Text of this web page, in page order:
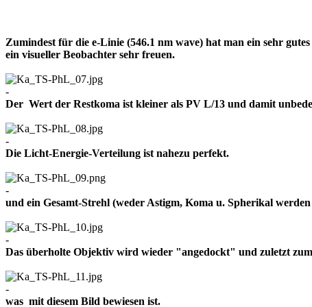
Zumindest für die e-Linie (546.1 nm wave) hat man ein sehr
ein visueller Beobachter sehr freuen.
-
Der Wert der Restkoma ist kleiner als PV L/13 und damit
-
Die Licht-Energie-Verteilung ist nahezu perfekt.
-
und ein Gesamt-Strehl (weder Astigm, Koma u. Spherikal
-
Das überholte Objektiv wird wieder "angedockt" und zuletzt
-
was mit diesem Bild bewiesen ist.